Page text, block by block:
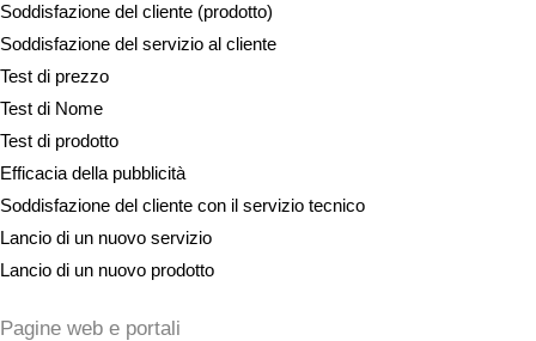
Soddisfazione del cliente (prodotto)
Soddisfazione del servizio al cliente
Test di prezzo
Test di Nome
Test di prodotto
Efficacia della pubblicità
Soddisfazione del cliente con il servizio tecnico
Lancio di un nuovo servizio
Lancio di un nuovo prodotto
Pagine web e portali